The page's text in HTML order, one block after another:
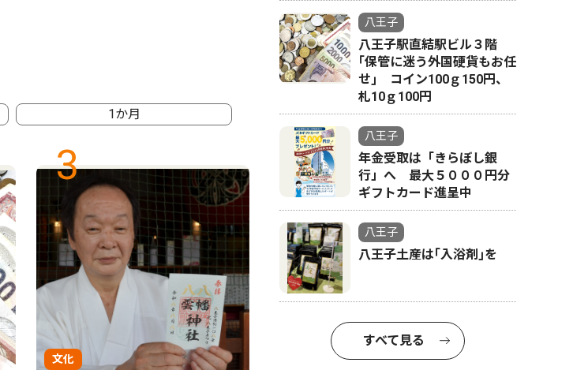
1か月
3
文化
4
八王子
八王子駅直結駅ビル３階
｢保管に迷う外国硬貨もお任
せ｣ コイン100ｇ150円、
札10ｇ100円
八王子
年金受取は「きらぼし銀
行」へ 最大５０００円分
ギフトカード進呈中
八王子
八王子土産は｢入浴剤｣を
すべて見る